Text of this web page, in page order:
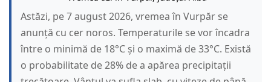
Astăzi, pe 7 august 2026, vremea în Vurpăr se
anunță cu cer noros. Temperaturile se vor încadra
între o minimă de 18°C și o maximă de 33°C. Există
o probabilitate de 28% de a apărea precipitații